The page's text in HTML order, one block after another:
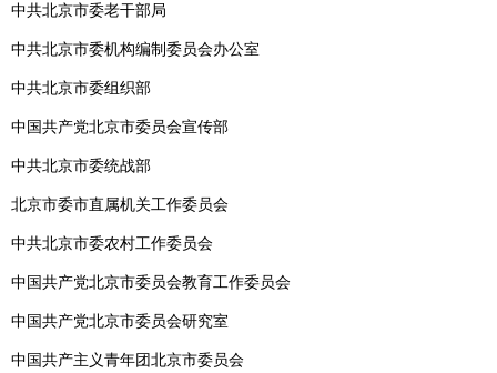
中共北京市委老干部局
中共北京市委机构编制委员会办公室
中共北京市委组织部
中国共产党北京市委员会宣传部
中共北京市委统战部
北京市委市直属机关工作委员会
中共北京市委农村工作委员会
中国共产党北京市委员会教育工作委员会
中国共产党北京市委员会研究室
中国共产主义青年团北京市委员会